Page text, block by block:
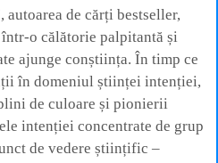
, autoarea de cărți bestseller,
o călătorie palpitantă și
ajunge conștiința. În timp ce
în domeniul științei intenției,
de culoare și pionierii
intenției concentrate de grup
de vedere științific –